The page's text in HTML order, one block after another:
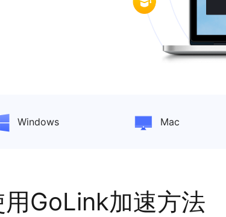
Windows Mac
用GoLink加速方法